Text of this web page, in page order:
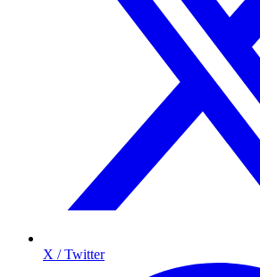
X / Twitter